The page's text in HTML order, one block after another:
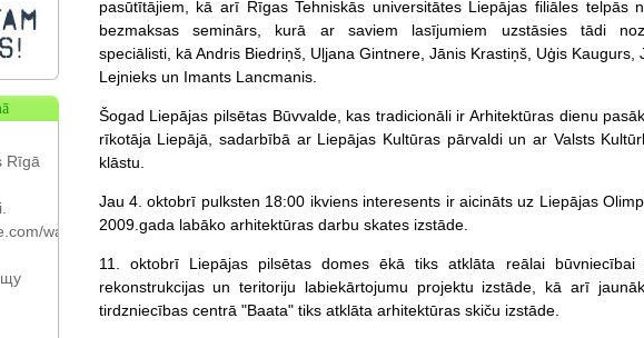
pasūtītājiem, kā arī Rīgas Tehniskās universitātes Liepājas filiāles telpās
bezmaksas seminārs, kurā ar saviem lasījumiem uzstāsies tādi
speciālisti, kā Andris Biedriņš, Uļjana Gintnere, Jānis Krastiņš, Uģis Kaugurs,
Lejnieks un Imants Lancmanis.
Šogad Liepājas pilsētas Būvvalde, kas tradicionāli ir Arhitektūras dienu
rīkotāja Liepājā, sadarbībā ar Liepājas Kultūras pārvaldi un ar Valsts
klāstu.
Jau 4. oktobrī pulksten 18:00 ikviens interesents ir aicināts uz Liepājas
2009.gada labāko arhitektūras darbu skates izstāde.
11. oktobrī Liepājas pilsētas domes ēkā tiks atklāta reālai būvniecībai
rekonstrukcijas un teritoriju labiekārtojumu projektu izstāde, kā arī
tirdzniecības centrā "Baata" tiks atklāta arhitektūras skiču izstāde.
Rīgā
watch?